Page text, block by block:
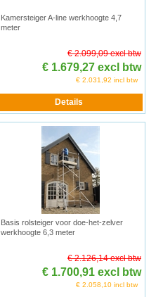
Kamersteiger A-line werkhoogte 4,7
meter
€ 2.099,09 excl btw
€ 1.679,27 excl btw
€ 2.031,92 incl btw
Basis rolsteiger voor doe-het-zelver
werkhoogte 6,3 meter
€ 2.126,14 excl btw
€ 1.700,91 excl btw
€ 2.058,10 incl btw